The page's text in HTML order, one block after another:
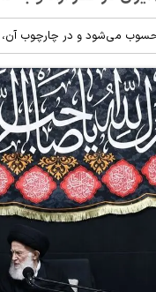
محسوب می‌شود و در چارچوب